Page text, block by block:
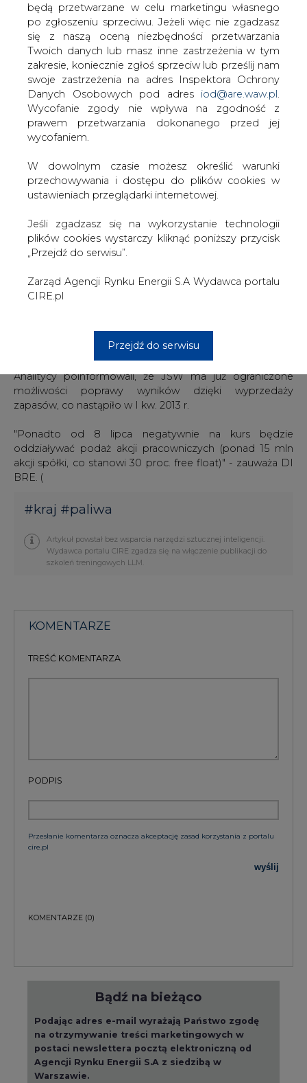
będą przetwarzane w celu marketingu własnego
po zgłoszeniu sprzeciwu. Jeżeli więc nie zgadzasz
się z naszą oceną niezbędności przetwarzania
Twoich danych lub masz inne zastrzeżenia w tym
zakresie, koniecznie zgłoś sprzeciw lub prześlij nam
swoje zastrzeżenia na adres Inspektora Ochrony
Danych Osobowych pod adres iod@are.waw.pl
Wycofanie zgody nie wpływa na zgodność z
prawem przetwarzania dokonanego przed jej
wycofaniem.
W dowolnym czasie możesz określić warunki
przechowywania i dostępu do plików cookies w
ustawieniach przeglądarki internetowej.
Jeśli zgadzasz się na wykorzystanie technologii
plików cookies wystarczy kliknąć poniższy przycisk
„Przejdź do serwisu”.
Zarząd Agencji Rynku Energii S.A Wydawca portalu
CIRE.pl
Przejdź do serwisu
"W rocznej prognozie zakładaliśmy 4-proc. spadek
przychodu na tonę r/r, biorąc pod uwagę sytuację
rynkową obniżamy to założenie do minus 7 proc. r/r, co
negatywnie wpływa na tegoroczną prognozę (minus 11,5
proc.) i cenę docelową (minus 4,6 proc.)" - napisali
analitycy w raporcie dotyczącym Bogdanki.
Dodali, że w przyszłym roku średnie ceny utrzymają się
na poziomie zbliżonym do cen obserwowanych w
połowie tego roku, co oznacza, że ze względu na efekt
bazy przychody na tonę będą niższe rok do roku o
kolejne 1,4 proc.
Wskazują, że w krótkim okresie również otoczenie JSW
będzie negatywne.
"Nie realizuje się nasz optymistyczny scenariusz
zakładający, że jeszcze w tym roku ceny węgla
koksowego powrócą do poziomu ponad 190 USD/t.
Rosnąca podaż z Australii, Mongolii i RPA przy słabszym
ożywieniu gospodarczym na świecie powodują, że w III
spadną poniżej 170 USD/t" - podał DI BRE w raporcie
Analitycy poinformowali, że JSW ma już ograniczone
możliwości poprawy wyników dzięki wyprzedaży
zapasów, co nastąpiło w I kw. 2013 r.
"Ponadto od 8 lipca negatywnie na kurs będzie
oddziaływać podaż akcji pracowniczych (ponad 15 mln
akcji spółki, co stanowi 30 proc. free float)" - zauważa DI
BRE. (
#kraj #paliwa
Artykuł powstał bez wsparcia narzędzi sztucznej inteligencji.
Wydawca portalu CIRE zgadza się na włączenie publikacji do
szkoleń treningowych LLM.
KOMENTARZE
TREŚĆ KOMENTARZA
PODPIS
Przesłanie komentarza oznacza akceptację zasad korzystania z portalu
cire.pl
wyślij
KOMENTARZE (0)
Bądź na bieżąco
Podając adres e-mail wyrażają Państwo zgodę
na otrzymywanie treści marketingowych w
postaci newslettera pocztą elektroniczną od
Agencji Rynku Energii S.A z siedzibą w
Warszawie.